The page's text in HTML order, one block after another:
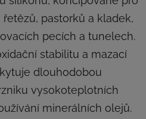
pastorků a kladek,
pecích a tunelech.
stabilitu a mazací
dlouhodobou
vysokoteplotních
minerálních olejů.